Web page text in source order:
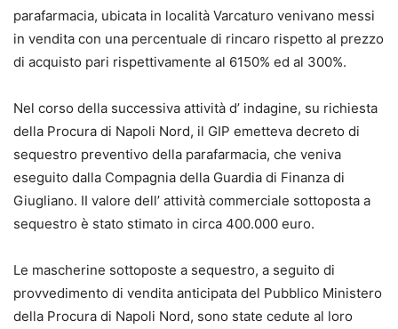
parafarmacia, ubicata in località Varcaturo venivano messi
in vendita con una percentuale di rincaro rispetto al prezzo
di acquisto pari rispettivamente al 6150% ed al 300%.
Nel corso della successiva attività d’ indagine, su richiesta
della Procura di Napoli Nord, il GIP emetteva decreto di
sequestro preventivo della parafarmacia, che veniva
eseguito dalla Compagnia della Guardia di Finanza di
Giugliano. II valore dell’ attività commerciale sottoposta a
sequestro è stato stimato in circa 400.000 euro.
Le mascherine sottoposte a sequestro, a seguito di
provvedimento di vendita anticipata del Pubblico Ministero
della Procura di Napoli Nord, sono state cedute al loro